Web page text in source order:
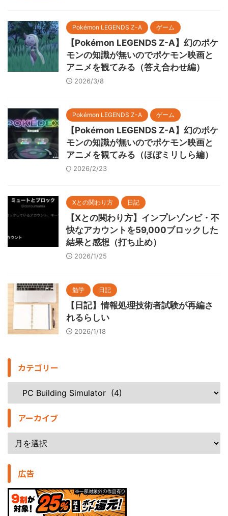
Pokémon LEGENDS Z-A ゲーム
【Pokémon LEGENDS Z-A】幻のポケ
モンの知識が無いのでポケモン映画と
アニメを観てみる（答え合わせ編）
2026/3/8
Pokémon LEGENDS Z-A ゲーム
【Pokémon LEGENDS Z-A】幻のポケ
モンの知識が無いのでポケモン映画と
アニメを観てみる（ほぼミリしら編）
2026/2/23
Xとの関わり方 日記
【Xとの関わり方】インプレゾンビ・不
快なアカウントを59,000ブロックした
結果と感想（打ち止め）
2026/1/25
勉学 日記
【日記】情報処理技術者試験が再編さ
れるらしい
2026/1/18
カテゴリー
アーカイブ
広告